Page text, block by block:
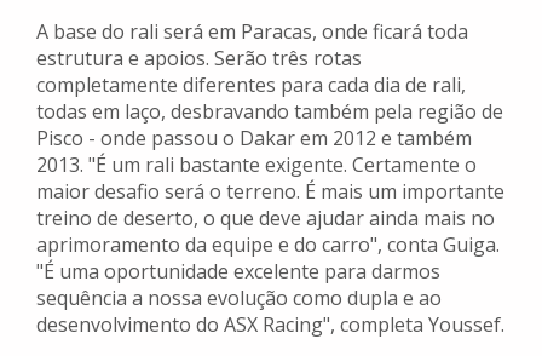
A base do rali será em Paracas, onde ficará toda
estrutura e apoios. Serão três rotas
completamente diferentes para cada dia de rali,
todas em laço, desbravando também pela região de
Pisco - onde passou o Dakar em 2012 e também
2013. "É um rali bastante exigente. Certamente o
maior desafio será o terreno. É mais um importante
treino de deserto, o que deve ajudar ainda mais no
aprimoramento da equipe e do carro", conta Guiga.
"É uma oportunidade excelente para darmos
sequência a nossa evolução como dupla e ao
desenvolvimento do ASX Racing", completa Youssef.